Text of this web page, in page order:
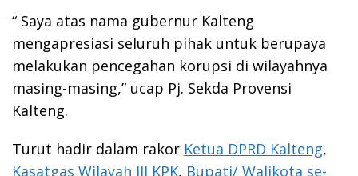
“ Saya atas nama gubernur Kalteng
mengapresiasi seluruh pihak untuk berupaya
melakukan pencegahan korupsi di wilayahnya
masing-masing,” ucap Pj. Sekda Provensi
Kalteng.
Turut hadir dalam rakor Ketua DPRD Kalteng,
Kasatgas Wilayah III KPK, Bupati/ Walikota se-